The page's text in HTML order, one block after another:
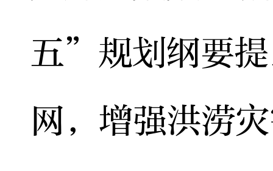
五”规划纲要
网，增强洪涝